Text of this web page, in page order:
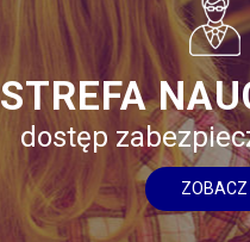
STREFA
dostęp
ZOBACZ